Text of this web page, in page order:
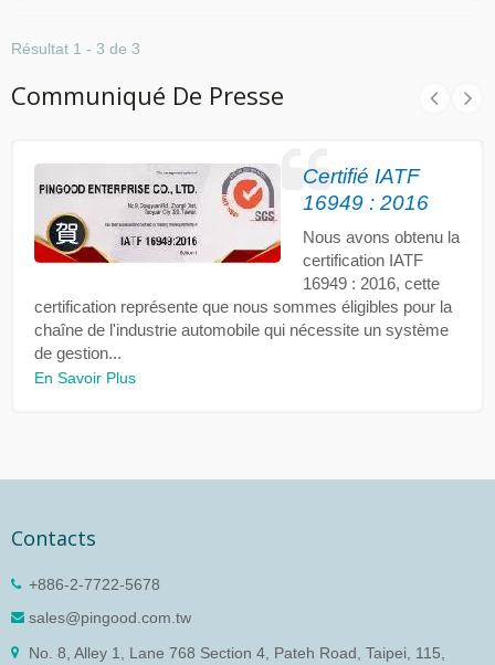
Résultat 1 - 3 de 3
Communiqué De Presse
Certifié IATF
16949 : 2016
Nous avons obtenu la
certification IATF
16949 : 2016, cette
certification représente que nous sommes éligibles pour la
chaîne de l'industrie automobile qui nécessite un système
de gestion...
En Savoir Plus
Contacts
+886-2-7722-5678
sales@pingood.com.tw
No. 8, Alley 1, Lane 768 Section 4, Pateh Road, Taipei, 115,